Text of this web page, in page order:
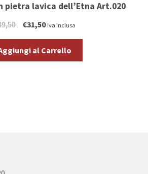
pietra lavica dell’Etna Art.020
€31,50 iva inclusa
al Carrello